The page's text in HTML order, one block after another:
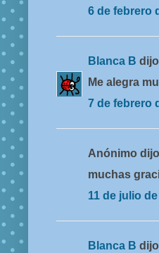
6 de febrero
Blanca B
Me alegra
7 de febrero
Anónimo
muchas
11 de julio
Blanca B